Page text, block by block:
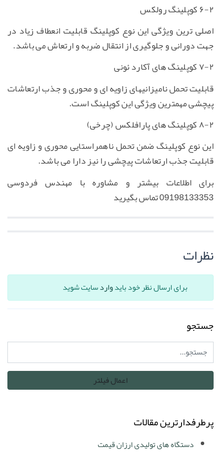
۶-۲ کوپلینگ رولکس
اصلی ترین ویژگی این نوع کوپلینگ قابلیت انعطاف زیاد در
جهت دورانی و جلوگیری از انتقال ضربه و ارتعاش می باشد.
۷-۲ کوپلینگ های آکارد ئونی
قابلیت تحمل نامیزانیهای زاویه ای و محوری و جذب ارتعاشات
پیچشی مهمترین ویژگی این کوپلینگ است.
۸-۲ کوپلینگ های پارافلکس (چرخی)
این نوع کوپلینگ ضمن تحمل ناهمراستایی محوری و زاویه ای
قابلیت جذب ارتعاشات پیچشی را نیز دارا می باشد.
برای اطلاعات بیشتر و مشاوره با مهندس فردوسی
09198133353 تماس بگیرید
نظرات
برای ارسال نظر خود بایدواردسایت شوید
جستجو
پرطرفدارترین مقالات
دستگاه های تولیدی ارزان قیمت